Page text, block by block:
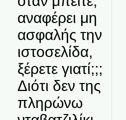
αναφέρει μη
ασφαλής την
ιστοσελίδα,
ξέρετε γιατί;;;
Διότι δεν της
πληρώνω